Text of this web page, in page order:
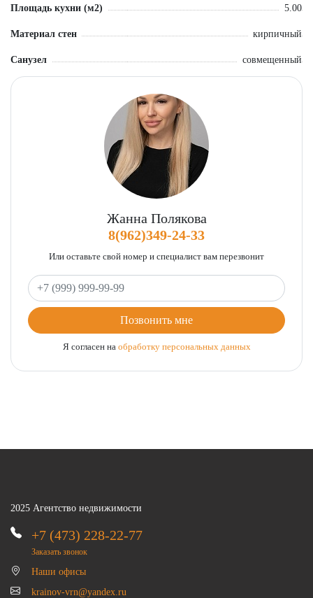
Площадь кухни (м2) 5.00
Материал стен кирпичный
Санузел совмещенный
Жанна Полякова
8(962)349-24-33
Или оставьте свой номер и специалист вам перезвонит
Позвонить мне
Я согласен на обработку персональных данных
2025 Агентство недвижимости
+7 (473) 228-22-77
Заказать звонок
Наши офисы
krainov-vrn@yandex.ru